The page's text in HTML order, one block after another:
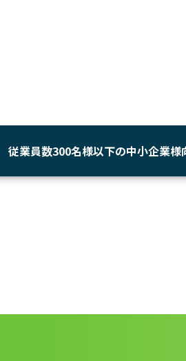
従業員数300名様以下の中小企業様